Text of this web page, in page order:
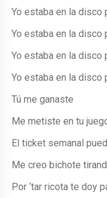
Yo estaba en la disco
Yo estaba en la disco
Yo estaba en la disco
Yo estaba en la disco
Tú me ganaste
Me metiste en tu
El ticket semanal
Me creo bichote
Por ‘tar ricota te doy